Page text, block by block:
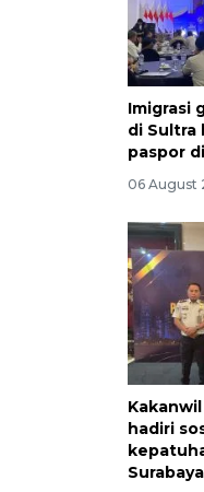
Imigrasi
di Sultra
paspor
06 August
hadiri
Surabaya